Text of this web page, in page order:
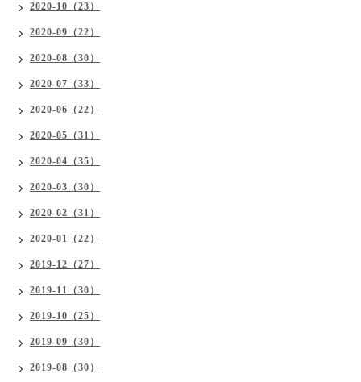
2020-10（23）
2020-09（22）
2020-08（30）
2020-07（33）
2020-06（22）
2020-05（31）
2020-04（35）
2020-03（30）
2020-02（31）
2020-01（22）
2019-12（27）
2019-11（30）
2019-10（25）
2019-09（30）
2019-08（30）